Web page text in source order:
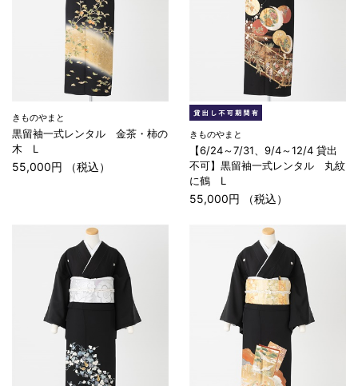
きものやまと
黒留袖一式レンタル 金茶・柿の
木 L
55,000円 （税込）
きものやまと
【6/24～7/31、9/4～12/4 貸出
不可】黒留袖一式レンタル 丸紋
に鶴 L
55,000円 （税込）